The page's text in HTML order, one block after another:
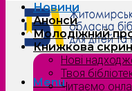
Menu
Новини
Анонси
Молодіжний
Книжкова
Нові
Твоя
Читаємо